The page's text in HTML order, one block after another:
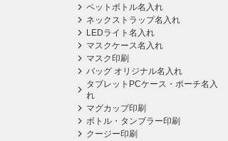
ペットボトル名入れ
ネックストラップ名入れ
LEDライト名入れ
マスクケース名入れ
マスク印刷
バッグ オリジナル名入れ
タブレットPCケース・ポーチ名入
れ
マグカップ印刷
ボトル・タンブラー印刷
クージー印刷